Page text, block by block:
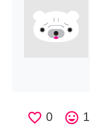
favorite_border 0 tag_faces 1